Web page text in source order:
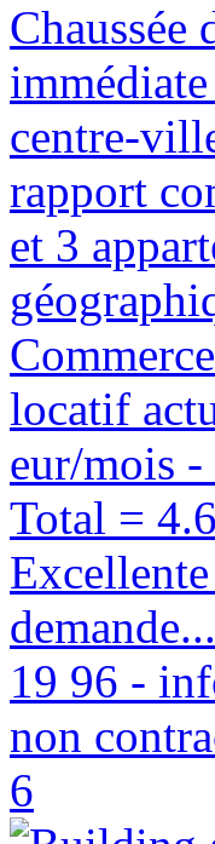
centre-
rapport
et 3
locatif
eur/mois -
Total =
19 96 -
non
6